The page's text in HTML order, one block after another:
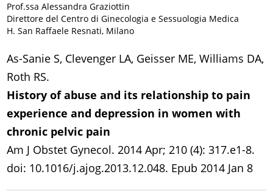
Prof.ssa Alessandra Graziottin
Direttore del Centro di Ginecologia e Sessuologia Medica
H. San Raffaele Resnati, Milano
As-Sanie S, Clevenger LA, Geisser ME, Williams DA,
Roth RS.
History of abuse and its relationship to pain
experience and depression in women with
chronic pelvic pain
Am J Obstet Gynecol. 2014 Apr; 210 (4): 317.e1-8.
doi: 10.1016/j.ajog.2013.12.048. Epub 2014 Jan 8